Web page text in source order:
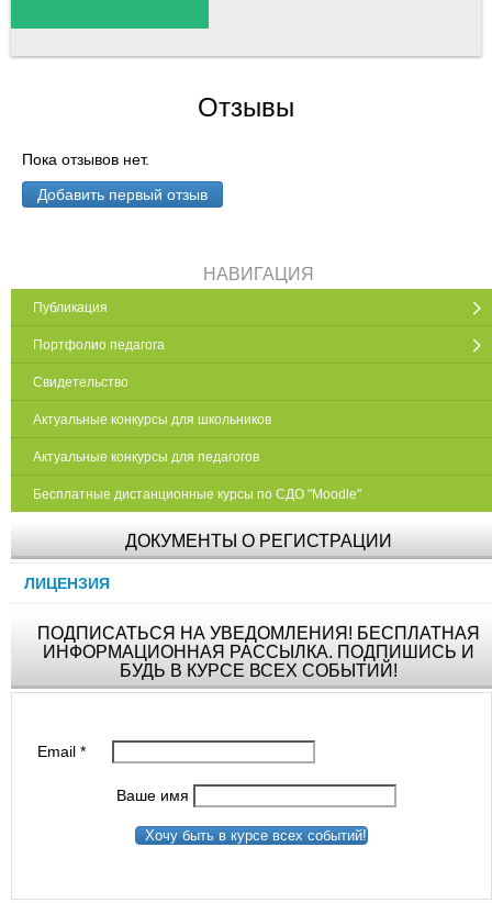
Отзывы
Пока отзывов нет.
Добавить первый отзыв
НАВИГАЦИЯ
Публикация
Портфолио педагога
Свидетельство
Актуальные конкурсы для школьников
Актуальные конкурсы для педагогов
Бесплатные дистанционные курсы по СДО "Moodle"
ДОКУМЕНТЫ О РЕГИСТРАЦИИ
ЛИЦЕНЗИЯ
ПОДПИСАТЬСЯ НА УВЕДОМЛЕНИЯ! БЕСПЛАТНАЯ
ИНФОРМАЦИОННАЯ РАССЫЛКА. ПОДПИШИСЬ И
БУДЬ В КУРСЕ ВСЕХ СОБЫТИЙ!
Email*
Ваше имя
Хочу быть в курсе всех событий!